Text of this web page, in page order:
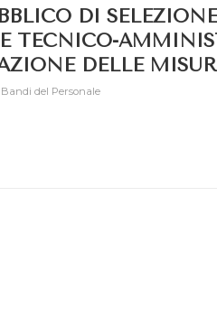
DI
TECNICO-
DELLE
Bandi del Personale